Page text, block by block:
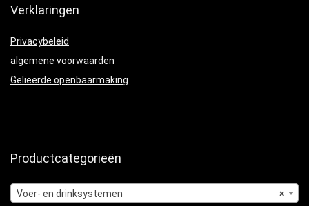
Verklaringen
Privacybeleid
algemene voorwaarden
Gelieerde openbaarmaking
Productcategorieën
×
Voer- en drinksystemen